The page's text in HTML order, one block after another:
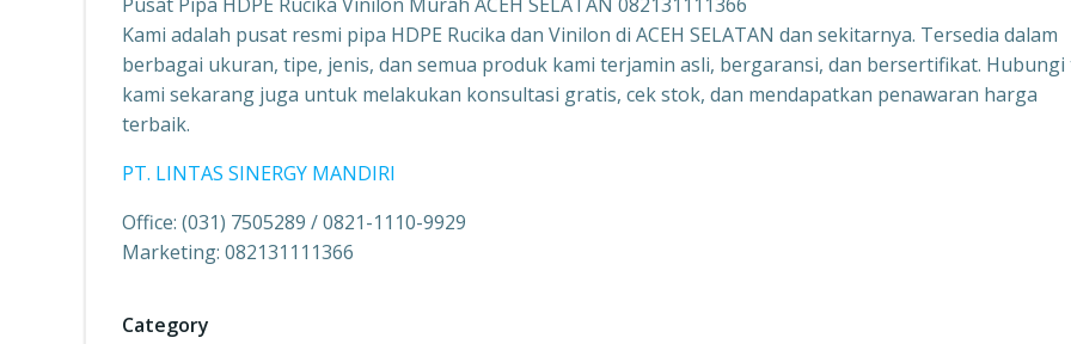
Kami adalah pusat resmi pipa HDPE Rucika dan Vinilon di ACEH SELATAN dan sekitarnya. Tersedia dalam
berbagai ukuran, tipe, jenis, dan semua produk kami terjamin asli, bergaransi, dan bersertifikat. Hubungi
kami sekarang juga untuk melakukan konsultasi gratis, cek stok, dan mendapatkan penawaran harga
terbaik.
PT. LINTAS SINERGY MANDIRI
Office: (031) 7505289 / 0821-1110-9929
Marketing: 082131111366
Category